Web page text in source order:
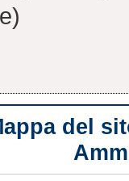
del